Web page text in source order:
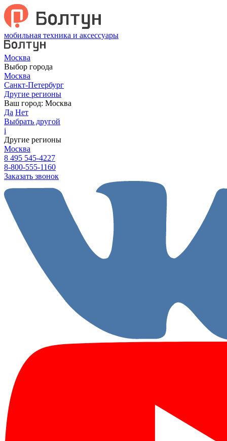
мобильная техника и аксессуары
Москва
Выбор города
Москва
Санкт-Петербург
Другие регионы
Ваш город: Москва
Да Нет
Выбрать другой
i
Другие регионы
Москва
8 495 545-4227
8-800-555-1160
Заказать звонок